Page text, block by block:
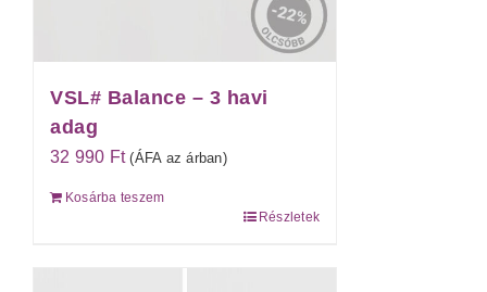
VSL# Balance – 3 havi
adag
32 990 Ft (ÁFA az árban)
Kosárba teszem
Részletek